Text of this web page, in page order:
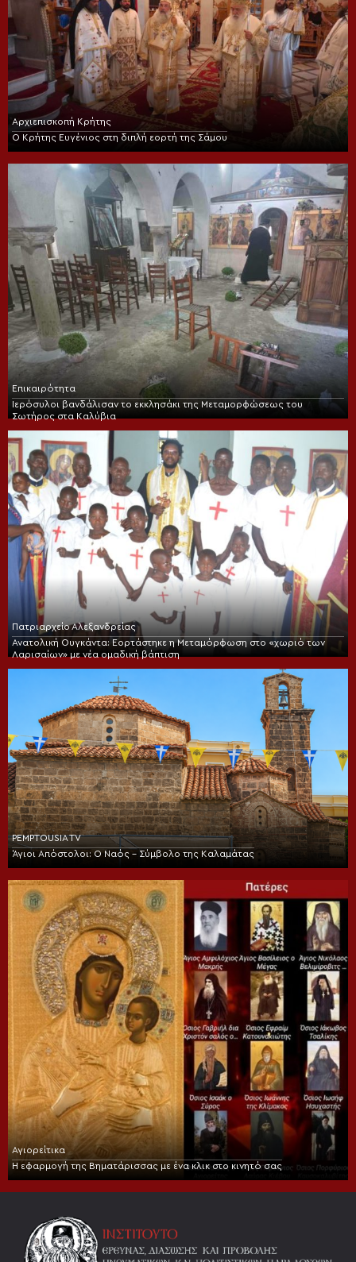
Αρχιεπισκοπή Κρήτης
Ο Κρήτης Ευγένιος στη διπλή εορτή της Σάμου
Επικαιρότητα
Ιερόσυλοι βανδάλισαν το εκκλησάκι της Μεταμορφώσεως του
Σωτήρος στα Καλύβια
Πατριαρχείο Αλεξανδρείας
Ανατολική Ουγκάντα: Εορτάστηκε η Μεταμόρφωση στο «χωριό των
Λαρισαίων» με νέα ομαδική βάπτιση
PEMPTOUSIA TV
Άγιοι Απόστολοι: Ο Ναός – Σύμβολο της Καλαμάτας
Αγιορείτικα
Η εφαρμογή της Βηματάρισσας με ένα κλικ στο κινητό σας